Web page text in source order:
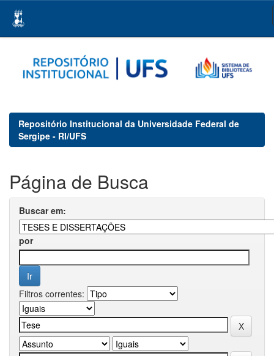
navigation
Repositório Institucional da Universidade Federal de
Sergipe - RI/UFS
Página de Busca
Buscar em:
por
Filtros correntes: